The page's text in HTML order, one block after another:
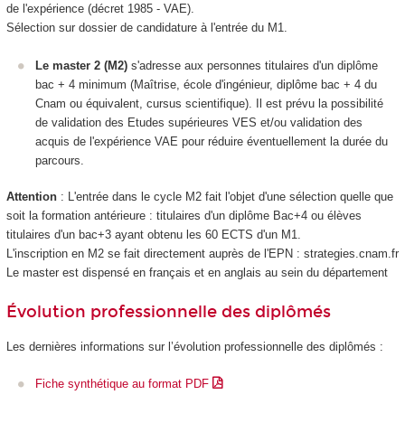
de l'expérience(décret 1985 - VAE).
Sélection sur dossier de candidature à l'entrée du M1.
Le master 2 (M2) s'adresse aux personnes titulaires d'un diplôme
bac + 4 minimum (Maîtrise, école d'ingénieur, diplôme bac + 4 du
Cnam ou équivalent, cursus scientifique). Il est prévu la possibilité
de validation des Etudes supérieures VES et/ou validation des
acquis de l'expérience VAE pour réduire éventuellement la durée du
parcours.
Attention : L'entrée dans le cycle M2 fait l'objet d'une sélection quelle que
soit la formation antérieure : titulaires d'un diplôme Bac+4 ou élèves
titulaires d'un bac+3 ayant obtenu les 60 ECTS d'un M1.
L'inscription en M2 se fait directement auprès de l'EPN : strategies.cnam.fr
Le master est dispensé en français et en anglais au sein du département
Évolution professionnelle des diplômés
Les dernières informations sur l’évolution professionnelle des diplômés :
Fiche synthétique au format PDF